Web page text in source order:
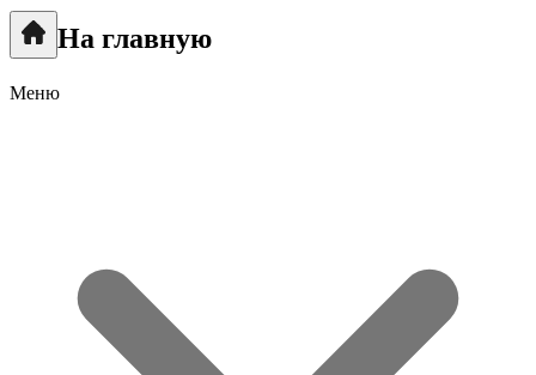
На главную
Меню